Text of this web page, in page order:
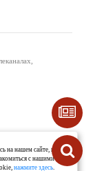
8(81738)
на нашем сайте, вы
с нашими
нажмите здесь.